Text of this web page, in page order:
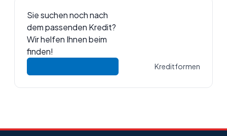
Sie suchen noch nach
dem passenden Kredit?
Wir helfen Ihnen beim
finden!
Kreditformen